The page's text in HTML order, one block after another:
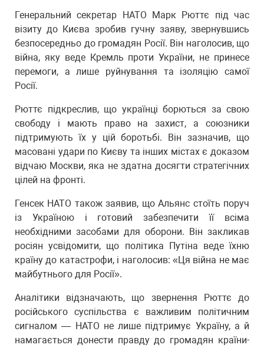
Генеральний секретар НАТО Марк Рюттє під час
візиту до Києва зробив гучну заяву, звернувшись
безпосередньо до громадян Росії. Він наголосив, що
війна, яку веде Кремль проти України, не принесе
перемоги, а лише руйнування та ізоляцію самої
Росії.
Рюттє підкреслив, що українці борються за свою
свободу і мають право на захист, а союзники
підтримують їх у цій боротьбі. Він зазначив, що
масовані удари по Києву та інших містах є доказом
відчаю Москви, яка не здатна досягти стратегічних
цілей на фронті.
Генсек НАТО також заявив, що Альянс стоїть поруч
із Україною і готовий забезпечити її всіма
необхідними засобами для оборони. Він закликав
росіян усвідомити, що політика Путіна веде їхню
країну до катастрофи, і наголосив: «Ця війна не має
майбутнього для Росії».
Аналітики відзначають, що звернення Рюттє до
російського суспільства є важливим політичним
сигналом — НАТО не лише підтримує Україну, а й
намагається донести правду до громадян країни-